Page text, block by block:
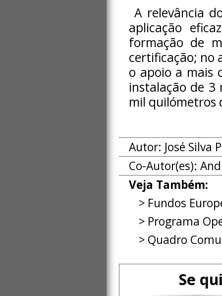
A relevância
aplicação
formação de
certificação; no
o apoio a mais
instalação de 3
mil quilómetros
Autor: José Silva
Co-Autor(es):
Veja Também:
Fundos
Programa
Quadro
Se